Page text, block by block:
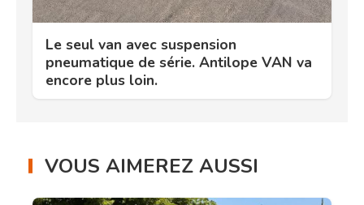
Le seul van avec suspension
pneumatique de série. Antilope VAN va
encore plus loin.
VOUS AIMEREZ AUSSI